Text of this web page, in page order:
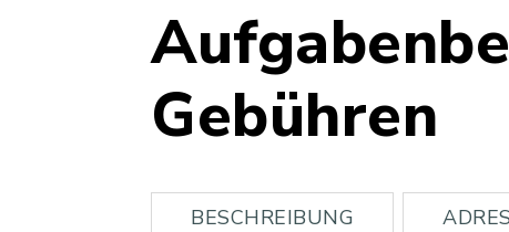
Gebühren
BESCHREIBUNG